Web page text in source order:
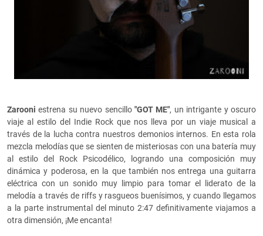
Zarooni estrena su nuevo sencillo "GOT ME", un intrigante y oscuro
viaje al estilo del Indie Rock que nos lleva por un viaje musical a
través de la lucha contra nuestros demonios internos. En esta rola
mezcla melodías que se sienten de misteriosas con una batería muy
al estilo del Rock Psicodélico, logrando una composición muy
dinámica y poderosa, en la que también nos entrega una guitarra
eléctrica con un sonido muy limpio para tomar el liderato de la
melodía a través de riffs y rasgueos buenísimos, y cuando llegamos
a la parte instrumental del minuto 2:47 definitivamente viajamos a
otra dimensión, ¡Me encanta!